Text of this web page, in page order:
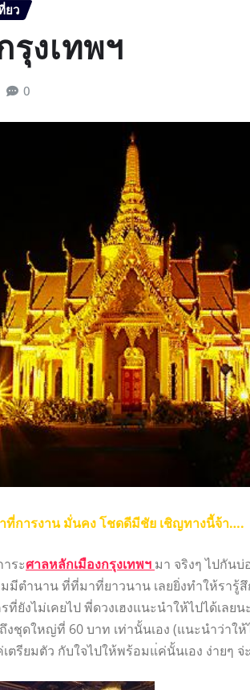
ยว
งเทพฯ
0
ที่การงาน มั่นคง โชดดีมีชัย เชิญทางนี้จ้า….
ระศาลหลักเมืองกรุงเทพฯ มา จริงๆ ไปกันบ่
มีตำนาน ที่ที่มาที่ยาวนาน เลยยิ่งทำให้รารู้
ที่ยังไม่เคยไป พี่ดวงเฮงแนะนำให้ไปได้เล
ชุดใหญ่ที่ 60 บาท เท่านั้นเอง (แนะนำว่าใ
รียมตัว กับใจไปให้พร้อมแ่ค่นั้นเอง ง่ายๆ จ่ะ